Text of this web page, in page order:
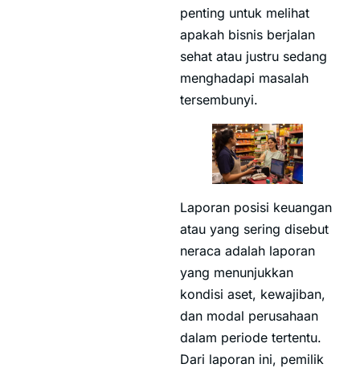
penting untuk melihat
apakah bisnis berjalan
sehat atau justru sedang
menghadapi masalah
tersembunyi.
Laporan posisi keuangan
atau yang sering disebut
neraca adalah laporan
yang menunjukkan
kondisi aset, kewajiban,
dan modal perusahaan
dalam periode tertentu.
Dari laporan ini, pemilik